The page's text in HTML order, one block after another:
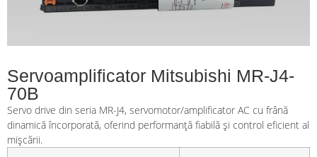
Servoamplificator Mitsubishi MR-J4-
70B
Servo drive din seria MR-J4, servomotor/amplificator AC cu frână
dinamică încorporată, oferind performanță fiabilă și control eficient al
mișcării.